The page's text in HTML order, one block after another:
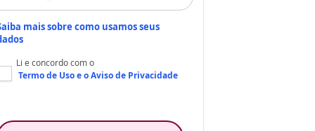
mais sobre como usamos seus
Li e concordo com o
Termo de Usoe oAviso de Privacidade